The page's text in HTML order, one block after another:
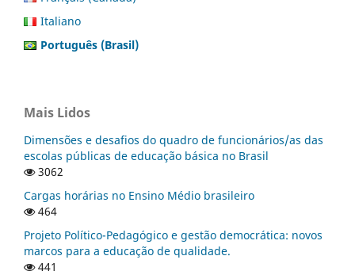
Italiano
Português (Brasil)
Mais Lidos
Dimensões e desafios do quadro de funcionários/as das
escolas públicas de educação básica no Brasil
3062
Cargas horárias no Ensino Médio brasileiro
464
Projeto Político-Pedagógico e gestão democrática: novos
marcos para a educação de qualidade.
441